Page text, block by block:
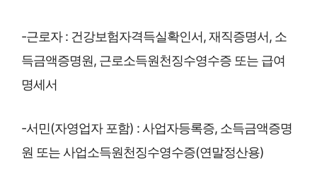
-근로자 : 건강보험자격득실확인서, 재직증명서, 소
득금액증명원, 근로소득원천징수영수증 또는 급여
명세서
-서민(자영업자 포함) : 사업자등록증, 소득금액증명
원 또는 사업소득원천징수영수증(연말정산용)